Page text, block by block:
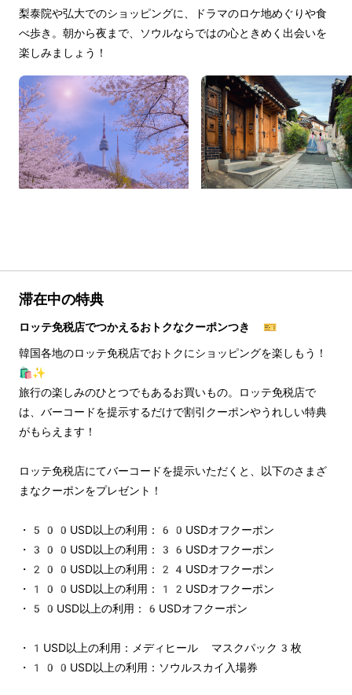
梨泰院や弘大でのショッピングに、ドラマのロケ地めぐりや食
べ歩き。朝から夜まで、ソウルならではの心ときめく出会いを
楽しみましょう！
滞在中の特典
ロッテ免税店でつかえるおトクなクーポンつき 🎫
韓国各地のロッテ免税店でおトクにショッピングを楽しもう！
🛍️✨
旅行の楽しみのひとつでもあるお買いもの。ロッテ免税店で
は、バーコードを提示するだけで割引クーポンやうれしい特典
がもらえます！
ロッテ免税店にてバーコードを提示いただくと、以下のさまざ
まなクーポンをプレゼント！
・500USD以上の利用：60USDオフクーポン
・300USD以上の利用：36USDオフクーポン
・200USD以上の利用：24USDオフクーポン
・100USD以上の利用：12USDオフクーポン
・50USD以上の利用：6USDオフクーポン
・1USD以上の利用：メディヒール マスクパック3枚
・100USD以上の利用：ソウルスカイ入場券